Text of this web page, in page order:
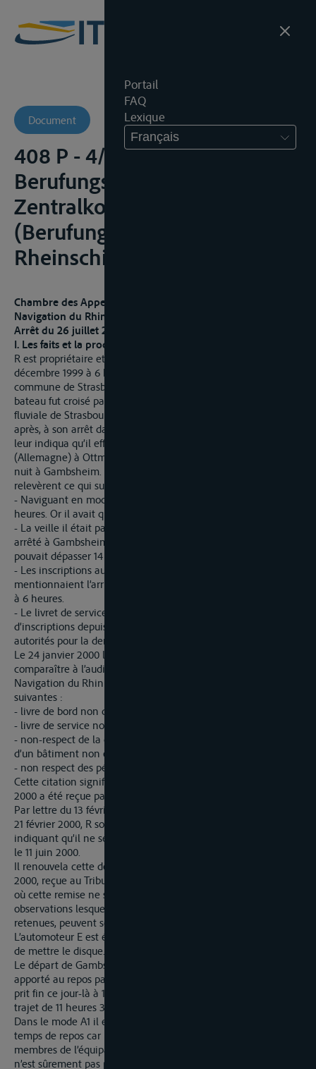
Portail
FAQ
Lexique
Français
Document
408 P - 4/01 -
Berufungskammer der
Zentralkommission
(Berufungsinstanz
Rheinschiffahrt)
Chambre des Appels de la Commission Centrale pour la
Navigation du Rhin
Arrêt du 26 juillet 2001, 408 P - 4/01
I. Les faits et la procédure de première instance
R est propriétaire et conducteur de l’automoteur E. Le 16
décembre 1999 à 6 h 10, au p.k. 299, sur le territoire de la
commune de Strasbourg, alors qu’il remontait le Rhin, son
bateau fut croisé par celui de la brigade de gendarmerie
fluviale de Strasbourg. Les gendarmes le contrôlèrent peu
après, à son arrêt dans les écluses de Strasbourg-Neuhof. R
leur indiqua qu’il effectuait un transport de potasse de Hanau
(Allemagne) à Ottmarsheim (France) et qu’il avait passé la
nuit à Gambsheim. Dans leur procès-verbal les gendarmes
relevèrent ce qui suit :
- Naviguant en mode A 1, il n’aurait pas dû appareiller avant 6
heures. Or il avait quitté Gambsheim à 5 heures 30.
- La veille il était parti de Mannheim à 7 heures et s’était
arrêté à Gambsheim à 21 heures 35 alors, qu’en mode A 1, il ne
pouvait dépasser 14 heures de navigation.
- Les inscriptions au livre de bord étaient fausses puisqu’elles
mentionnaient l’arrivée à Gambsheim à 21 heures et le départ
à 6 heures.
- Le livret de service du timonier L ne comportait plus
d’inscriptions depuis le 14 octobre 1999 et avait été visé par les
autorités pour la dernière fois le 14 août 1998.
Le 24 janvier 2000 le Parquet de Strasbourg citait R à
comparaître à l’audience du 29 mai 2000 du Tribunal pour la
Navigation du Rhin à Strasbourg pour les infractions
suivantes :
- livre de bord non dûment rempli,
- livre de service non dûment rempli,
- non-respect de la durée d’interruption de navigation de nuit
d’un bâtiment non équipé de tachygraphe,
- non respect des périodes de repos de l’équipage.
Cette citation signifiée au Parquet de Strasbourg le 28 janvier
2000 a été reçue par Rle 8 février 2000.
Par lettre du 13 février 2000, reçue au Parquet de Strasbourg le
21 février 2000, R sollicitait la remise de son affaire en
indiquant qu’il ne serait pas en Europe entre le 28 mai 2000 et
le 11 juin 2000.
Il renouvela cette demande de remise par lettre du 27 mai
2000, reçue au Tribunal d’Instance le 29 mai 2000. Pour le cas
où cette remise ne serait pas accordée, R présentait ses
observations lesquelles, en ce qui concerne les infractions
retenues, peuvent se résumer ainsi :
L’automoteur E est équipé d’un tachygraphe, mais il a été omis
de mettre le disque.
Le départ de Gambsheim, dès 5 heures 30 était dû au trouble
apporté au repos par d’autres bateaux à l’écluse. La navigation
prit fin ce jour-là à 17heures à Ottmarsheim, soit une durée de
trajet de 11 heures 30.
Dans le mode A1 il est presque impossible de déterminer les
temps de repos car ils sont inclus dans le temps libre. Or les
membres de l’équipage ne sont pas tenus de rester à bord et il
n’est sûrement pas permis à un employeur de les surveiller en